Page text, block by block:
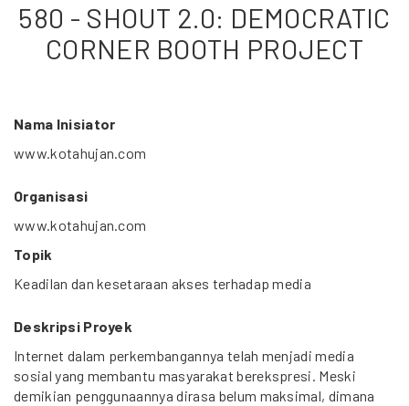
580 - SHOUT 2.0: DEMOCRATIC
CORNER BOOTH PROJECT
Nama Inisiator
www.kotahujan.com
Organisasi
www.kotahujan.com
Topik
Keadilan dan kesetaraan akses terhadap media
Deskripsi Proyek
Internet dalam perkembangannya telah menjadi media
sosial yang membantu masyarakat berekspresi. Meski
demikian penggunaannya dirasa belum maksimal, dimana